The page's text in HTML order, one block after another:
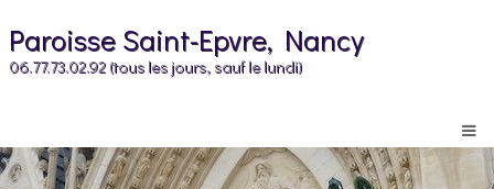
Paroisse Saint-Epvre, Nancy
06.77.73.02.92 (tous les jours, sauf le lundi)